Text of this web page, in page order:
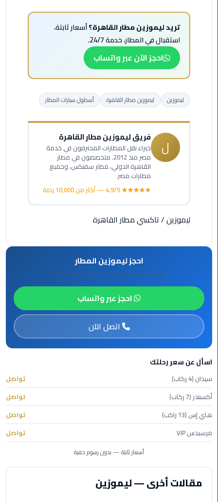
مرسيدس
ليموزين
مطار
العلمين
الاسكندريه
تاكسي
الاسكندريه
تاكسي
مطار
القاهرة
ليموزين
الاسكندريه
مطروح
ليموزين
المطار
ليموزين
البحر
الأحمر
مطار
القاهرة
تريد ليموزين مطار القاهرة؟أسعار ثابتة،
استقبال في المطار، خدمة 24/7.
احجز الآن عبر واتساب
ليموزين ليموزين مطار القاهرة أسطول سيارات المطار
ل فريق ليموزين مطار القاهرة
خبراء نقل المطارات المحترفون في خدمة
مصر منذ 2012. متخصصون في مطار
القاهرة الدولي، مطار سفنكس، وجميع
مطارات مصر.
★★★★★ 4.9/5 — أكثر من 10,000 رحلة
ليموزين/تاكسي مطار القاهرة
احجز ليموزين المطار
أسعار ثابتة، سائقون محترفون، خدمة 24/7
احجز عبر واتساب
اتصل الآن
اسأل عن سعر رحلتك
سيدان (4 ركاب)
تواصل
أكسبندر (7 ركاب)
تواصل
هاي إس (13 راكب)
تواصل
مرسيدس VIP
تواصل
أسعار ثابتة — بدون رسوم خفية
مقالات أخرى — ليموزين